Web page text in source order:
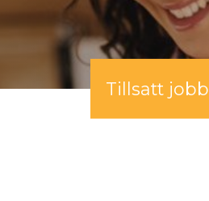
Tillsatt jobb